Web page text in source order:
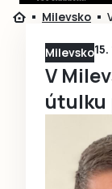
Ještě
Milevsko
Milevsko
V
útulku